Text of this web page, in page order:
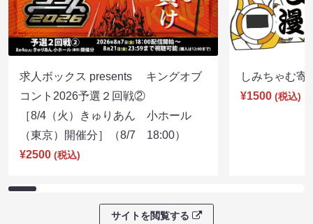
求人ボックス presents キングオブ
コント2026予選２回戦②
［8/4（火）きゅりあん 小ホール
（東京）開催分］（8/7 18:00）
¥2500 (税込)
しみちゃむ
¥1500 (税込)
サイトを閲覧する